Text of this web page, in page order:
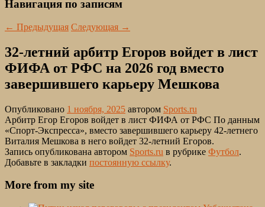
Навигация по записям
← Предыдущая Следующая →
32-летний арбитр Егоров войдет в лист
ФИФА от РФС на 2026 год вместо
завершившего карьеру Мешкова
Опубликовано 1 ноября, 2025 автором Sports.ru
Арбитр Егор Егоров войдет в лист ФИФА от РФС По данным
«Спорт-Экспресса», вместо завершившего карьеру 42-летнего
Виталия Мешкова в него войдет 32-летний Егоров.
Запись опубликована автором Sports.ru в рубрике Футбол.
Добавьте в закладки постоянную ссылку.
More from my site